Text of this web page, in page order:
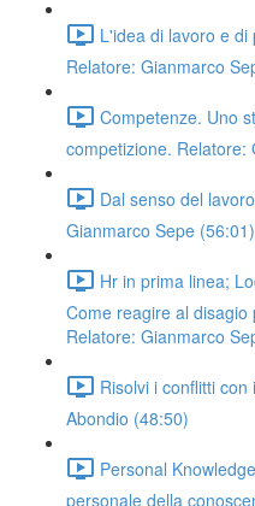
L'idea di lavoro e
Relatore: Gianmarco
Competenze. Uno
competizione. Relatore:
Dal senso del
Gianmarco Sepe (56:01)
Hr in prima linea;
Come reagire al
Relatore: Gianmarco
Risolvi i conflitti
Abondio (48:50)
Personal
personale della